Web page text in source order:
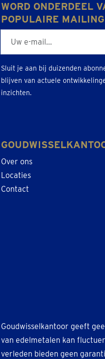
WORD ONDERDEEL
POPULAIRE
Sluit je aan bij duizenden
blijven van actuele
inzichten.
Over ons
Locaties
Contact
Goudwisselkantoor geeft
van edelmetalen kan
verleden bieden geen